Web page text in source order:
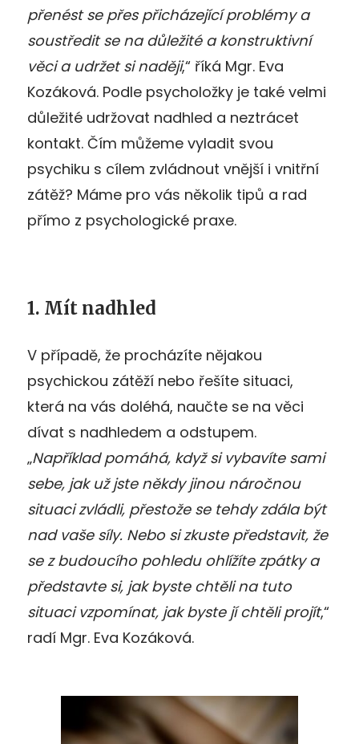
přenést se přes přicházející problémy a
soustředit se na důležité a konstruktivní
věci a udržet si naději,“ říká Mgr. Eva
Kozáková. Podle psycholožky je také velmi
důležité udržovat nadhled a neztrácet
kontakt. Čím můžeme vyladit svou
psychiku s cílem zvládnout vnější i vnitřní
zátěž? Máme pro vás několik tipů a rad
přímo z psychologické praxe.
1. Mít nadhled
V případě, že procházíte nějakou
psychickou zátěží nebo řešíte situaci,
která na vás doléhá, naučte se na věci
dívat s nadhledem a odstupem.
„Například pomáhá, když si vybavíte sami
sebe, jak už jste někdy jinou náročnou
situaci zvládli, přestože se tehdy zdála být
nad vaše síly. Nebo si zkuste představit, že
se z budoucího pohledu ohlížíte zpátky a
představte si, jak byste chtěli na tuto
situaci vzpomínat, jak byste jí chtěli projít,“
radí Mgr. Eva Kozáková.